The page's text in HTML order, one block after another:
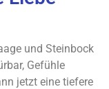
und Steinbock
Gefühle
jetzt eine tiefere